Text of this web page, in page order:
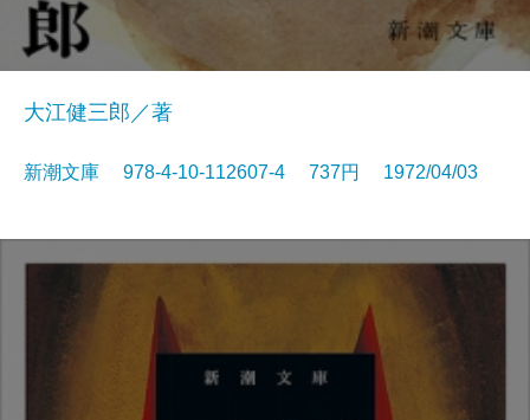
大江健三郎／著
新潮文庫 978-4-10-112607-4 737円 1972/04/03